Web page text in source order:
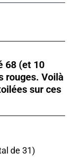
68 (et 10
rouges. Voilà
sur ces
de 31)